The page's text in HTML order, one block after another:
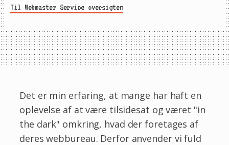
Til Webmaster Service oversigten
Det er min erfaring, at mange har haft en
oplevelse af at være tilsidesat og været "in
the dark" omkring, hvad der foretages af
deres webbureau. Derfor anvender vi fuld